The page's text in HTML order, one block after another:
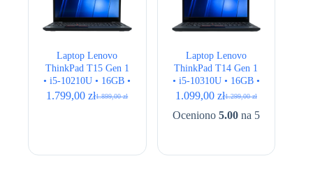
Laptop Lenovo
ThinkPad T15 Gen 1
• i5-10210U • 16GB •
256GB • Intel UHD •
1.899,00zł
Pierwotna
1.799,00zł
Aktualna
Laptop Lenovo
ThinkPad T14 Gen 1
• i5-10310U • 16GB •
256GB • Intel UHD •
1.299,00zł
Pierwotna
cena
1.099,00 zł
Aktualna
cena
Oceniono 5.00na 5